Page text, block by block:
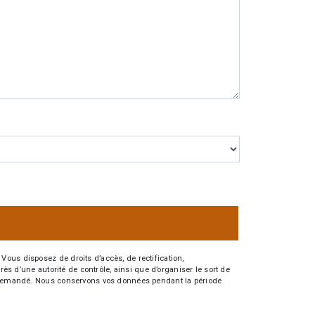
disposez de droits d’accès, de rectification,
d’une autorité de contrôle, ainsi que d’organiser le sort de
Nous conservons vos données pendant la période